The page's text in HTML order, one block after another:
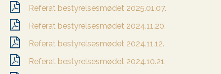
Referat bestyrelsesmødet 2025.01.07.
Referat bestyrelsesmødet 2024.11.20.
Referat bestyrelsesmødet 2024.11.12.
Referat bestyrelsesmødet 2024.10.21.